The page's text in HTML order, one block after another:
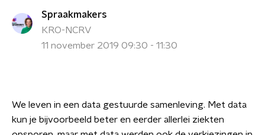
Spraakmakers
KRO-NCRV
11 november 2019 09:30 - 11:30
We leven in een data gestuurde samenleving. Met data
kun je bijvoorbeeld beter en eerder allerlei ziekten